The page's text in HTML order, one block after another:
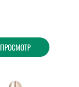
ПРОСМОТР